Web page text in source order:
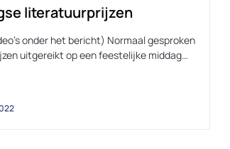
literatuurprijzen
onder het bericht) Normaal gesproken
uitgereikt op een feestelijke middag…